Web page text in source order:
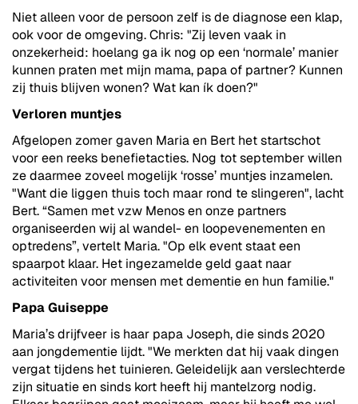
Niet alleen voor de persoon zelf is de diagnose een klap,
ook voor de omgeving. Chris: "Zij leven vaak in
onzekerheid: hoelang ga ik nog op een ‘normale’ manier
kunnen praten met mijn mama, papa of partner? Kunnen
zij thuis blijven wonen? Wat kan ík doen?"
Verloren muntjes
Afgelopen zomer gaven Maria en Bert het startschot
voor een reeks benefietacties. Nog tot september willen
ze daarmee zoveel mogelijk ‘rosse’ muntjes inzamelen.
"Want die liggen thuis toch maar rond te slingeren", lacht
Bert. “Samen met vzw Menos en onze partners
organiseerden wij al wandel- en loopevenementen en
optredens”, vertelt Maria. "Op elk event staat een
spaarpot klaar. Het ingezamelde geld gaat naar
activiteiten voor mensen met dementie en hun familie."
Papa Guiseppe
Maria’s drijfveer is haar papa Joseph, die sinds 2020
aan jongdementie lijdt. "We merkten dat hij vaak dingen
vergat tijdens het tuinieren. Geleidelijk aan verslechterde
zijn situatie en sinds kort heeft hij mantelzorg nodig.